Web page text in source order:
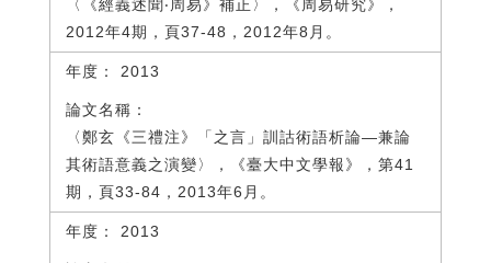
〈《經義述聞‧周易》補正〉，《周易研究》，
2012年4期，頁37-48，2012年8月。
2013
〈鄭玄《三禮注》「之言」訓詁術語析論—兼論
其術語意義之演變〉，《臺大中文學報》，第41
期，頁33-84，2013年6月。
2013